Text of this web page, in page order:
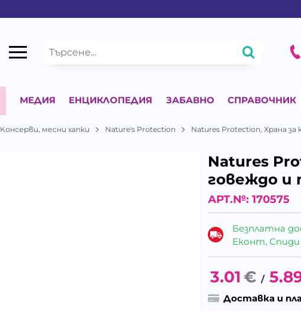
МЕДИЯ ЕНЦИКЛОПЕДИЯ ЗАБАВНО СПРАВОЧНИК
Консерви, месни хапки Nature's Protection Natures Protection, Храна
Natures
говеждо и
АРТ.№: 170575
Безплатна
Еконт, Спиди
3.01€ /
Доставка и